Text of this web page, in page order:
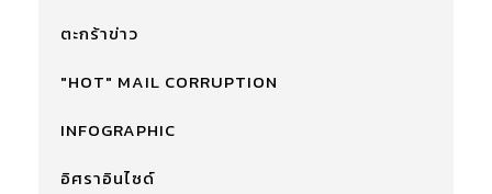
ตะกร้าข่าว
"HOT" MAIL CORRUPTION
INFOGRAPHIC
อิศราอินไซด์